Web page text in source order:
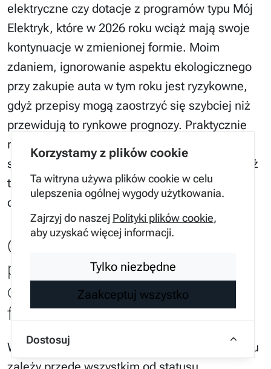
Korzystamy z plików cookie
Ta witryna używa plików cookie w celu
ulepszenia ogólnej wygody użytkowania.
Zajrzyj do naszej Polityki plików cookie,
aby uzyskać więcej informacji.
Tylko niezbędne
Zaakceptuj wszystko
Dostosuj
elektryczne czy dotacje z programów typu Mój
Elektryk, które w 2026 roku wciąż mają swoje
kontynuacje w zmienionej formie. Moim
zdaniem, ignorowanie aspektu ekologicznego
przy zakupie auta w tym roku jest ryzykowne,
gdyż przepisy mogą zaostrzyć się szybciej niż
przewidują to rynkowe prognozy. Praktycznie
rzecz biorąc, przy wyborze auta warto
sprawdzić jego emisję CO2 w cyklu WLTP, gdyż
to ona będzie bazą dla większości przyszłych
danin publicznych.
Czy leasing operacyjny
pozostaje najbardziej
opłacalną formą
finansowania pojazdu?
Wybór sposobu finansowania auta w 2026 roku